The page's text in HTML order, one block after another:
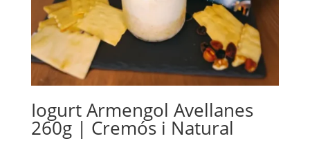
Iogurt Armengol Avellanes
260g | Cremós i Natural